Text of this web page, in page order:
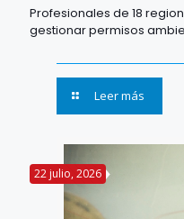
Profesionales de 18
gestionar permisos
Leer más
22 julio, 2026